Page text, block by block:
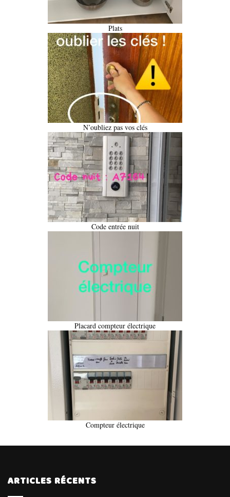
Plats
N’oubliez pas vos clés
Code entrée nuit
Placard compteur électrique
Compteur électrique
ARTICLES RÉCENTS